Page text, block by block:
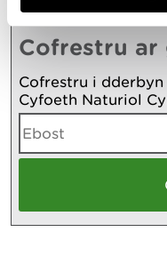
Cofrestru
Cofrestru i
Cyfoeth Naturiol